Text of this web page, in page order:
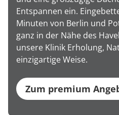
Entspannen ein.
Minuten von Berlin und
ganz in der Nähe des
unsere Klinik Erholung,
einzigartige Weise.
Zum premium